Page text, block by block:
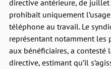
directive antérieure, de
prohibait uniquement
téléphone au travail. Le
représentant notamment les
aux bénéficiaires, a contesté
directive, estimant qu’il